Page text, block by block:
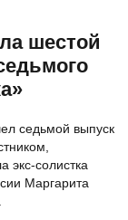
шестой
седьмой выпуск
экс-солистка
Маргарита